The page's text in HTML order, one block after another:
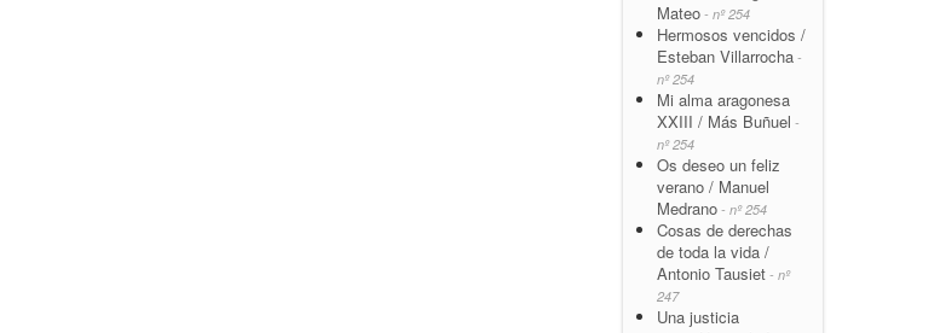
Mateo - nº 254
Hermosos vencidos /
Esteban Villarrocha -
nº 254
Mi alma aragonesa
XXIII / Más Buñuel -
nº 254
Os deseo un feliz
verano / Manuel
Medrano - nº 254
Cosas de derechas
de toda la vida /
Antonio Tausiet - nº
247
Una justicia